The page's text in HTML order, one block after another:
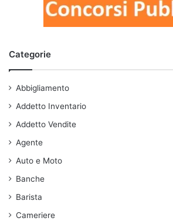
Categorie
Abbigliamento
Addetto Inventario
Addetto Vendite
Agente
Auto e Moto
Banche
Barista
Cameriere